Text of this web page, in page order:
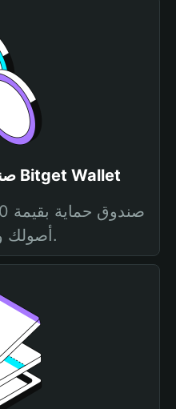
صندوق حماية محفظة Bitget Wallet
أصولك ومعاملاتك.